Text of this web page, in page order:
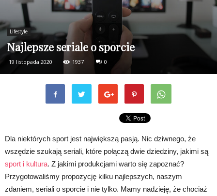
Lifestyle
Najlepsze seriale o sporcie
19 listopada 2020 1937 0
Dla niektórych sport jest największą pasją. Nic dziwnego, że
wszędzie szukają seriali, które połączą dwie dziedziny, jakimi są
sport i kultura. Z jakimi produkcjami warto się zapoznać?
Przygotowaliśmy propozycję kilku najlepszych, naszym
zdaniem, seriali o sporcie i nie tylko. Mamy nadzieję, że chociaż